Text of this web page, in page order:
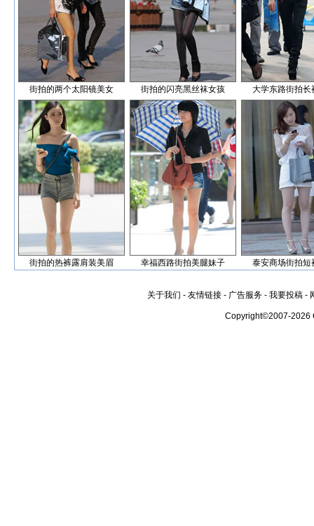
街拍的两个太阳镜美女 街拍的闪亮黑丝袜女孩 大学东路街拍长
街拍的热裤露肩装美眉 幸福西路街拍美腿妹子 泰安商场街拍短
关于我们 - 友情链接 - 广告服务 - 我要投稿 -
Copyright©2007-2026